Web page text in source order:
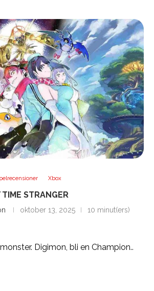
Xbox
STRANGER
oktober 13, 2025
10 minut(ers)
Digimon, bli en Champion..